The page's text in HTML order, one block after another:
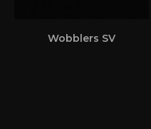
Wobblers SV